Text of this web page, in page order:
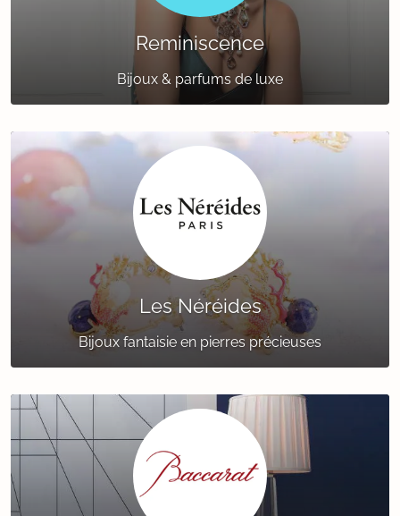
Reminiscence
Bijoux & parfums de luxe
Les Néréides
Bijoux fantaisie en pierres précieuses